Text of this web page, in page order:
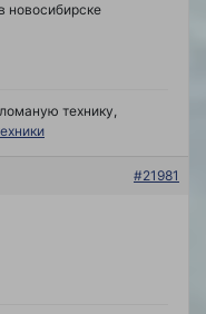
новосибирске
технику,
#21981